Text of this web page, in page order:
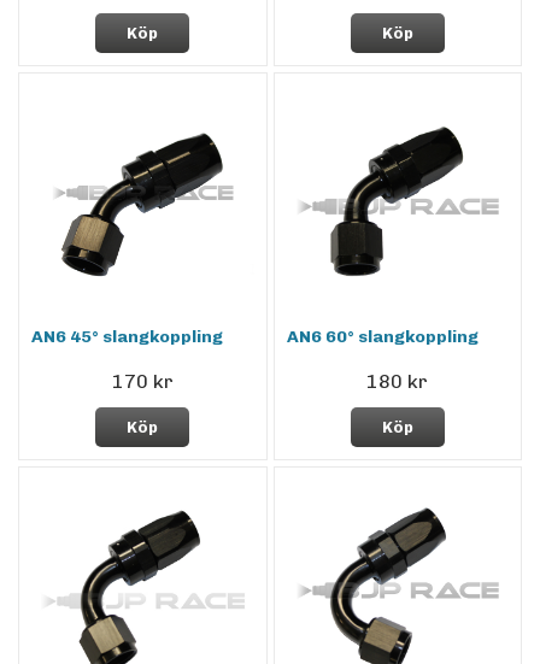
Köp Köp
AN6 45° slangkoppling
170 kr
Köp
AN6 60° slangkoppling
180 kr
Köp